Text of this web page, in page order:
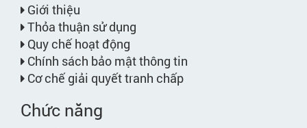
Giới thiệu
Thỏa thuận sử dụng
Quy chế hoạt động
Chính sách bảo mật thông tin
Cơ chế giải quyết tranh chấp
Chức năng